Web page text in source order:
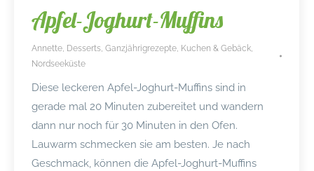
Apfel-Joghurt-Muffins
Annette, Desserts, Ganzjährigrezepte, Kuchen & Gebäck,
Nordseeküste
Diese leckeren Apfel-Joghurt-Muffins sind in
gerade mal 20 Minuten zubereitet und wandern
dann nur noch für 30 Minuten in den Ofen.
Lauwarm schmecken sie am besten. Je nach
Geschmack, können die Apfel-Joghurt-Muffins